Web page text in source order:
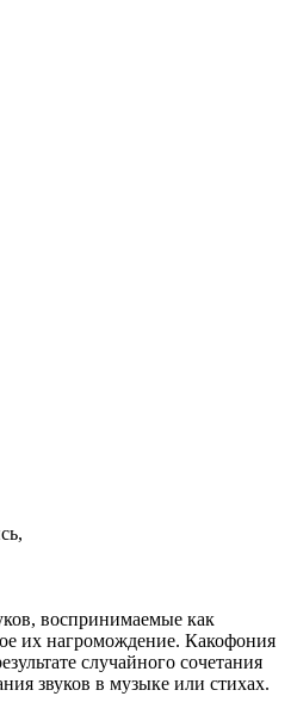
воспринимаемые как
их нагромождение. Какофония
случайного сочетания
звуков в музыке или стихах.